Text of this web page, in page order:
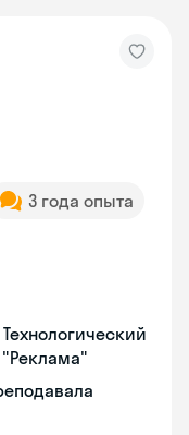
3 года опыта
"Реклама"